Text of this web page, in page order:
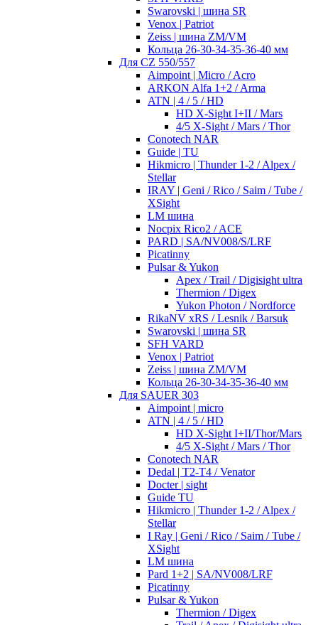
Swarovski | шина SR
Venox | Patriot
Zeiss | шина ZM/VM
Кольца 26-30-34-35-36-40 мм
Для CZ 550/557
Aimpoint | Micro / Acro
ARKON Alfa 1+2 / Arma
ATN | 4 / 5 / HD
HD X-Sight I+II / Mars
4/5 X-Sight / Mars / Thor
Conotech NAR
Guide | TU
Hikmicro | Thunder 1-2 / Alpex /
Stellar
IRAY | Geni / Rico / Saim / Tube /
XSight
LM шина
Nocpix Rico2 / ACE
PARD | SA/NV008/S/LRF
Picatinny
Pulsar & Yukon
Apex / Trail / Digisight ultra
Thermion / Digex
Yukon Photon / Nordforce
RikaNV xRS / Lesnik / Barsuk
Swarovski | шина SR
SFH VARD
Venox | Patriot
Zeiss | шина ZM/VM
Кольца 26-30-34-35-36-40 мм
Для SAUER 303
Aimpoint | micro
ATN | 4 / 5 / HD
HD X-Sight I+II/Thor/Mars
4/5 X-Sight / Mars / Thor
Conotech NAR
Dedal | T2-T4 / Venator
Docter | sight
Guide TU
Hikmicro | Thunder 1-2 / Alpex /
Stellar
I Ray | Geni / Rico / Saim / Tube /
XSight
LM шина
Pard 1+2 | SA/NV008/LRF
Picatinny
Pulsar & Yukon
Thermion / Digex